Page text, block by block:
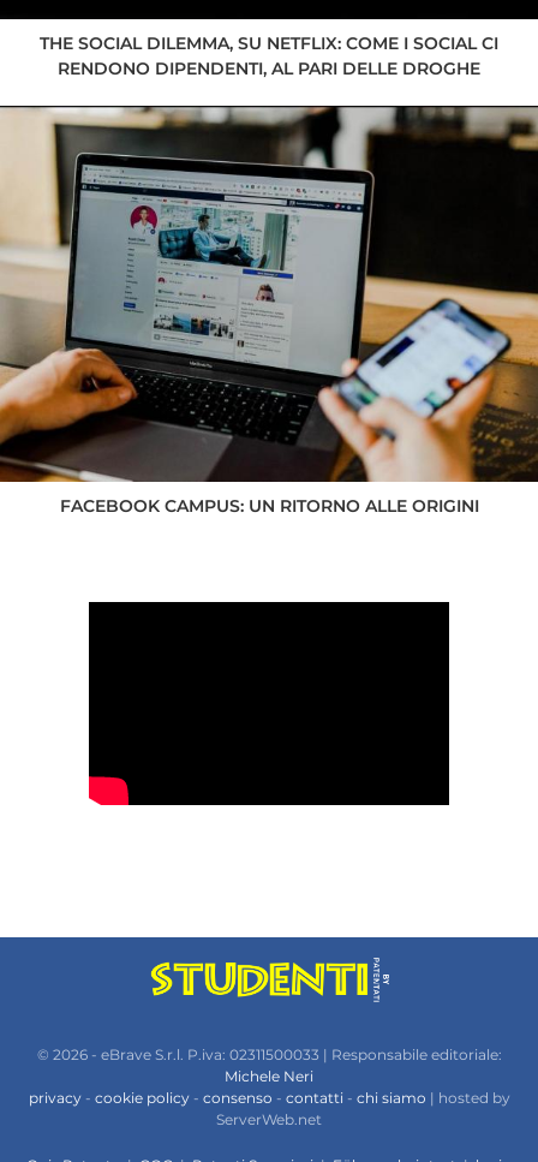
THE SOCIAL DILEMMA, SU NETFLIX: COME I SOCIAL CI
RENDONO DIPENDENTI, AL PARI DELLE DROGHE
FACEBOOK CAMPUS: UN RITORNO ALLE ORIGINI
© 2026 - eBrave S.r.l. P.iva: 02311500033 | Responsabile editoriale:
Michele Neri
privacy- cookie policy- consenso - contatti- chi siamo | hosted by
ServerWeb.net